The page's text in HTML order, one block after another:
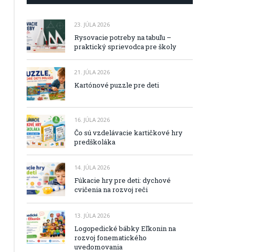
23. JÚLA 2026
Rysovacie potreby na tabuľu –
praktický sprievodca pre školy
21. JÚLA 2026
Kartónové puzzle pre deti
16. JÚLA 2026
Čo sú vzdelávacie kartičkové hry
predškoláka
14. JÚLA 2026
Fúkacie hry pre deti: dychové
cvičenia na rozvoj reči
13. JÚLA 2026
Logopedické bábky Eľkonin na
rozvoj fonematického
uvedomovania